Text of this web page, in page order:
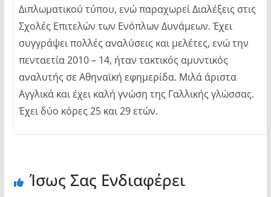
Διπλωματικού τύπου, ενώ παραχωρεί Διαλέξεις στις
Σχολές Επιτελών των Ενόπλων Δυνάμεων. Έχει
συγγράψει πολλές αναλύσεις και μελέτες, ενώ την
πενταετία 2010 – 14, ήταν τακτικός αμυντικός
αναλυτής σε Αθηναϊκή εφημερίδα. Μιλά άριστα
Αγγλικά και έχει καλή γνώση της Γαλλικής γλώσσας.
Έχει δύο κόρες 25 και 29 ετών.
Ίσως Σας Ενδιαφέρει